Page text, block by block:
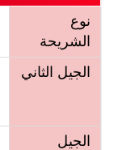
نوع
الشريحة
الجيل الثاني
الجيل